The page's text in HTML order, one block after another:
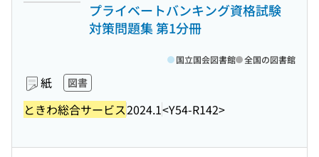
プライベートバンキング資格試験
対策問題集 第1分冊
紙 図書
ときわ総合サービス2024.1<Y54-R142>
国立国会図書館 全国の図書館